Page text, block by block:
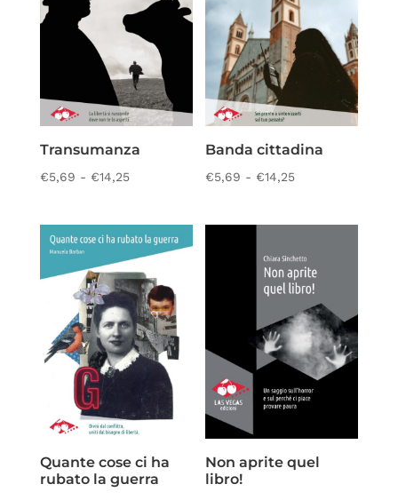
Transumanza
€5,69 - €14,25Fascia
prezzo:
da
a
€14,25
Banda cittadina
€5,69 - €14,25Fascia
prezzo:
€5,69
a
€14,25
Quante cose ci ha
rubato la guerra
Non aprite quel
libro!